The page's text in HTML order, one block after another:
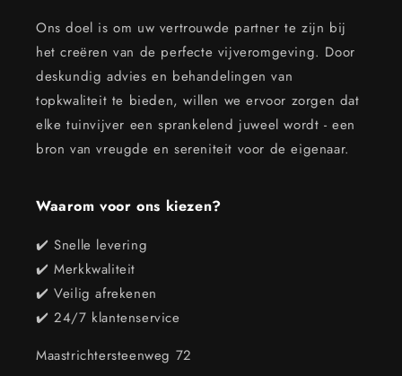
Ons doel is om uw vertrouwde partner te zijn bij
het creëren van de perfecte vijveromgeving. Door
deskundig advies en behandelingen van
topkwaliteit te bieden, willen we ervoor zorgen dat
elke tuinvijver een sprankelend juweel wordt - een
bron van vreugde en sereniteit voor de eigenaar.
Waarom voor ons kiezen?
✔️ Snelle levering
✔️ Merkkwaliteit
✔️ Veilig afrekenen
✔️ 24/7 klantenservice
Maastrichtersteenweg 72